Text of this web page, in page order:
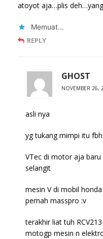
atoyot aja…plis
Memuat...
REPLY
GHOST
NOVEMBER 26,
asli nya
yg tukang mimpi itu fbh
VTec di motor aja
selangit
mesin V di mobil
pernah masspro :v
terakhir liat tuh
motogp mesin n